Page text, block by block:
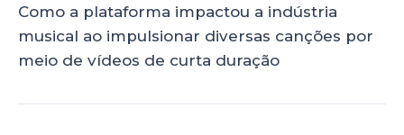
Como a plataforma impactou a indústria
musical ao impulsionar diversas canções por
meio de vídeos de curta duração